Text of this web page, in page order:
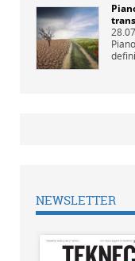
NEWSLETTER